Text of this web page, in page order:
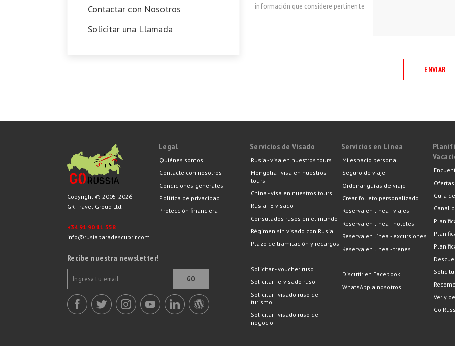
Contactar con Nosotros
Solicitar una Llamada
información que considere pertinente
Copyright © 2005-2026
GR Travel Group Ltd.
+34 91 90 11 558
info@rusiaparadescubrir.com
Recibe nuestra newsletter!
GO
Legal
Quiénes somos
Contacte con nosotros
Condiciones generales
Política de privacidad
Protección financiera
Servicios de Visado
Rusia - visa en nuestros tours
Mongolia - visa en nuestros
tours
China - visa en nuestros tours
Rusia - E-visado
Consulados rusos en el mundo
Régimen sin visado con Rusia
Plazo de tramitación y recargos
Solicitar - voucher ruso
Solicitar - e-visado ruso
Solicitar - visado ruso de
turismo
Solicitar - visado ruso de
negocio
Servicios en Línea
Mi espacio personal
Seguro de viaje
Ordenar guías de viaje
Crear folleto personalizado
Reserva en línea - viajes
Reserva en línea - hoteles
Reserva en línea - excursiones
Reserva en línea - trenes
Discutir en Facebook
WhatsApp a nosotros
Guía
Canal
Ver y
Go